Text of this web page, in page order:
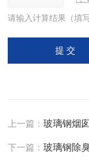
请输入计算结果（填
上一篇：玻璃钢烟
下一篇：玻璃钢除